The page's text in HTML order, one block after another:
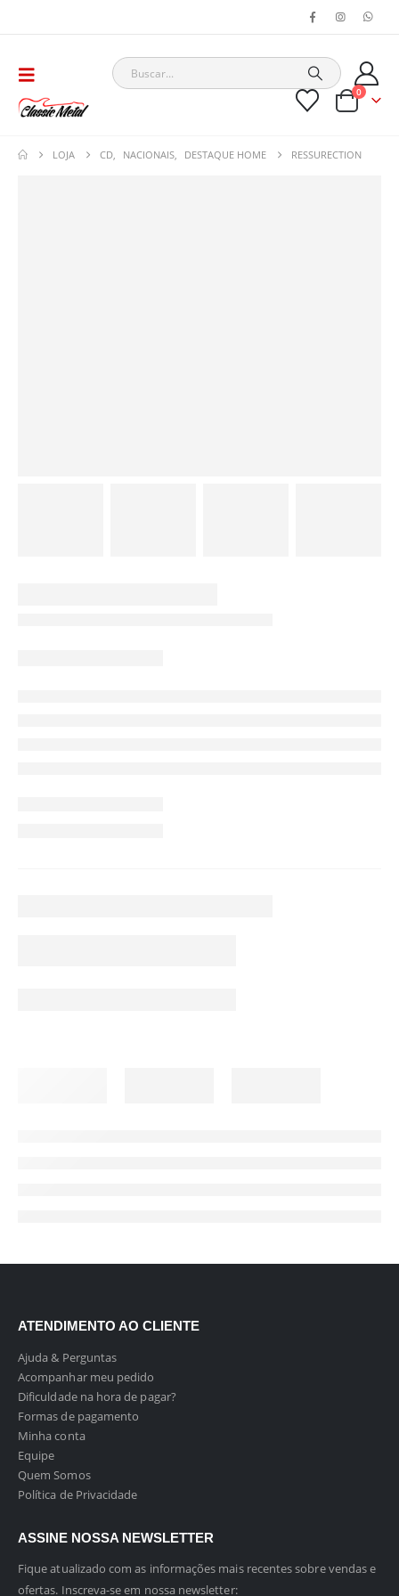
0
LOJA CD NACIONAIS DESTAQUE HOME RESSURECTION
ATENDIMENTO AO CLIENTE
Ajuda & Perguntas
Acompanhar meu pedido
Dificuldade na hora de pagar?
Formas de pagamento
Minha conta
Equipe
Quem Somos
Política de Privacidade
ASSINE NOSSA NEWSLETTER
Fique atualizado com as informações mais recentes sobre vendas e
ofertas. Inscreva-se em nossa newsletter: